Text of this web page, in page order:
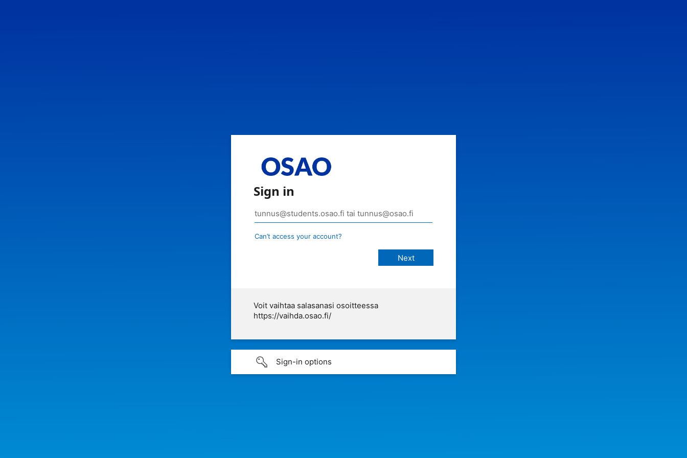
Sign in
Can’t access your account?
Voit vaihtaa salasanasi osoitteessa
https://vaihda.osao.fi/
Sign-in options